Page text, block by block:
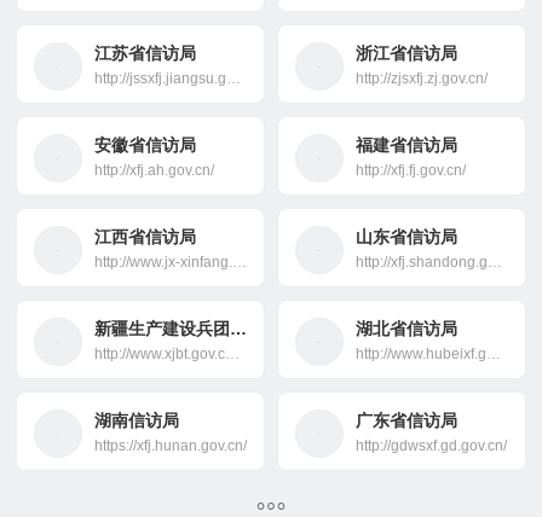
江苏省信访局
http://jssxfj.jiangsu.gov.cn/
浙江省信访局
http://zjsxfj.zj.gov.cn/
安徽省信访局
http://xfj.ah.gov.cn/
福建省信访局
http://xfj.fj.gov.cn/
江西省信访局
http://www.jx-xinfang.gov.cn/
山东省信访局
http://xfj.shandong.gov.cn/
新疆生产建设兵团信访局
http://www.xjbt.gov.cn/hd/
湖北省信访局
http://www.hubeixf.gov.cn/
湖南信访局
https://xfj.hunan.gov.cn/
广东省信访局
http://gdwsxf.gd.gov.cn/